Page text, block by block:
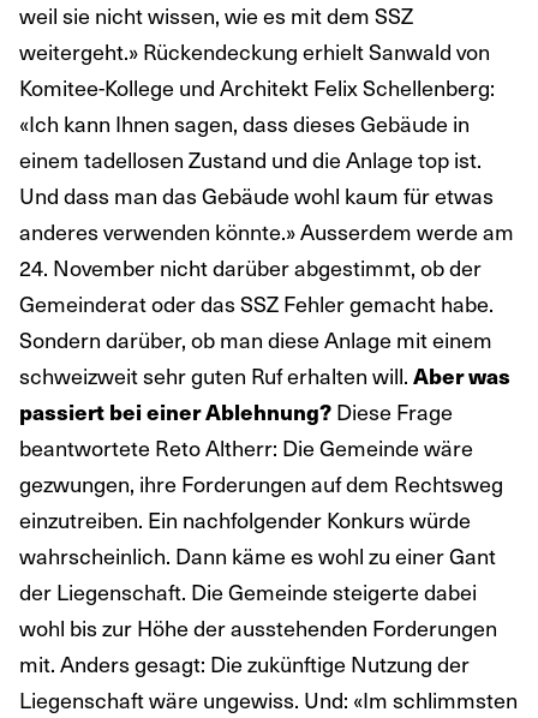
weil sie nicht wissen, wie es mit dem SSZ
weitergeht.» Rückendeckung erhielt Sanwald von
Komitee-Kollege und Architekt Felix Schellenberg:
«Ich kann Ihnen sagen, dass dieses Gebäude in
einem tadellosen Zustand und die Anlage top ist.
Und dass man das Gebäude wohl kaum für etwas
anderes verwenden könnte.» Ausserdem werde am
24. November nicht darüber abgestimmt, ob der
Gemeinderat oder das SSZ Fehler gemacht habe.
Sondern darüber, ob man diese Anlage mit einem
schweizweit sehr guten Ruf erhalten will. Aber was
passiert bei einer Ablehnung? Diese Frage
beantwortete Reto Altherr: Die Gemeinde wäre
gezwungen, ihre Forderungen auf dem Rechtsweg
einzutreiben. Ein nachfolgender Konkurs würde
wahrscheinlich. Dann käme es wohl zu einer Gant
der Liegenschaft. Die Gemeinde steigerte dabei
wohl bis zur Höhe der ausstehenden Forderungen
mit. Anders gesagt: Die zukünftige Nutzung der
Liegenschaft wäre ungewiss. Und: «Im schlimmsten